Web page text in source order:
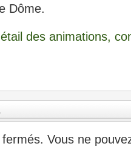
Dôme.
des animations,
Vous ne